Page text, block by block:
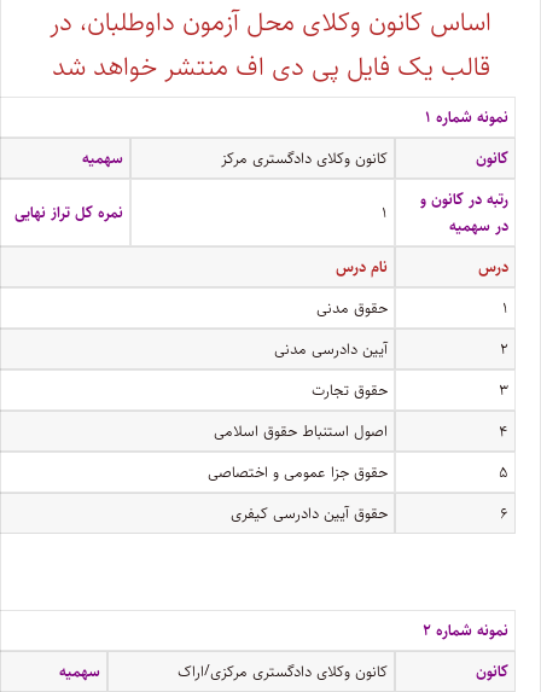
اساس کانون وکلای محل آزمون داوطلبان، در
قالب یک فایل پی دی اف منتشر خواهد شد
نمونه شماره ۱
کانون
کانون وکلای دادگستری مرکز
سهمیه
رتبه در کانون و
در سهمیه
۱ نمره کل تراز نهایی
درس
نام درس
۱
حقوق مدنی
۲
آیین دادرسی مدنی
۳
حقوق تجارت
۴
اصول استنباط حقوق اسلامی
۵
حقوق جزا عمومی و اختصاصی
۶
حقوق آیین دادرسی کیفری
نمونه شماره ۲
کانون
کانون وکلای دادگستری مرکزی/اراک
سهمیه